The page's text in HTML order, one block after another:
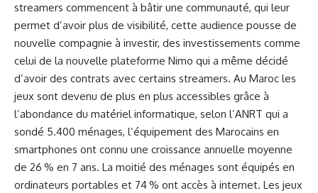
streamers commencent à bâtir une communauté, qui leur
permet d’avoir plus de visibilité, cette audience pousse de
nouvelle compagnie à investir, des investissements comme
celui de la nouvelle plateforme Nimo qui a même décidé
d’avoir des contrats avec certains streamers. Au Maroc les
jeux sont devenu de plus en plus accessibles grâce à
l’abondance du matériel informatique, selon l’ANRT qui a
sondé 5.400 ménages, l’équipement des Marocains en
smartphones ont connu une croissance annuelle moyenne
de 26 % en 7 ans. La moitié des ménages sont équipés en
ordinateurs portables et 74 % ont accès à internet. Les jeux